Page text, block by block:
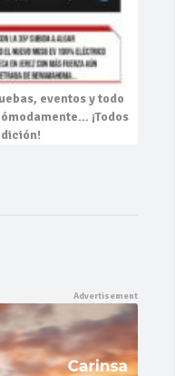
eventosy todo
¡Todos